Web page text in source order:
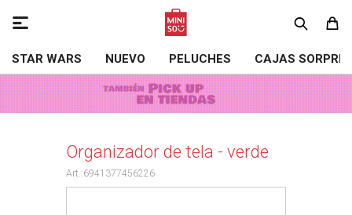
STAR WARS NUEVO PELUCHES CAJAS

Organizador de tela - verde
6941377456226